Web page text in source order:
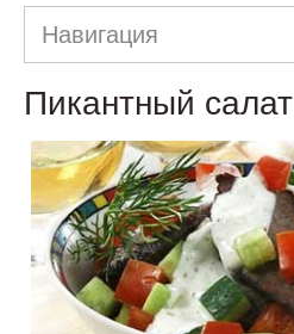
Навигация
Пикантный салат